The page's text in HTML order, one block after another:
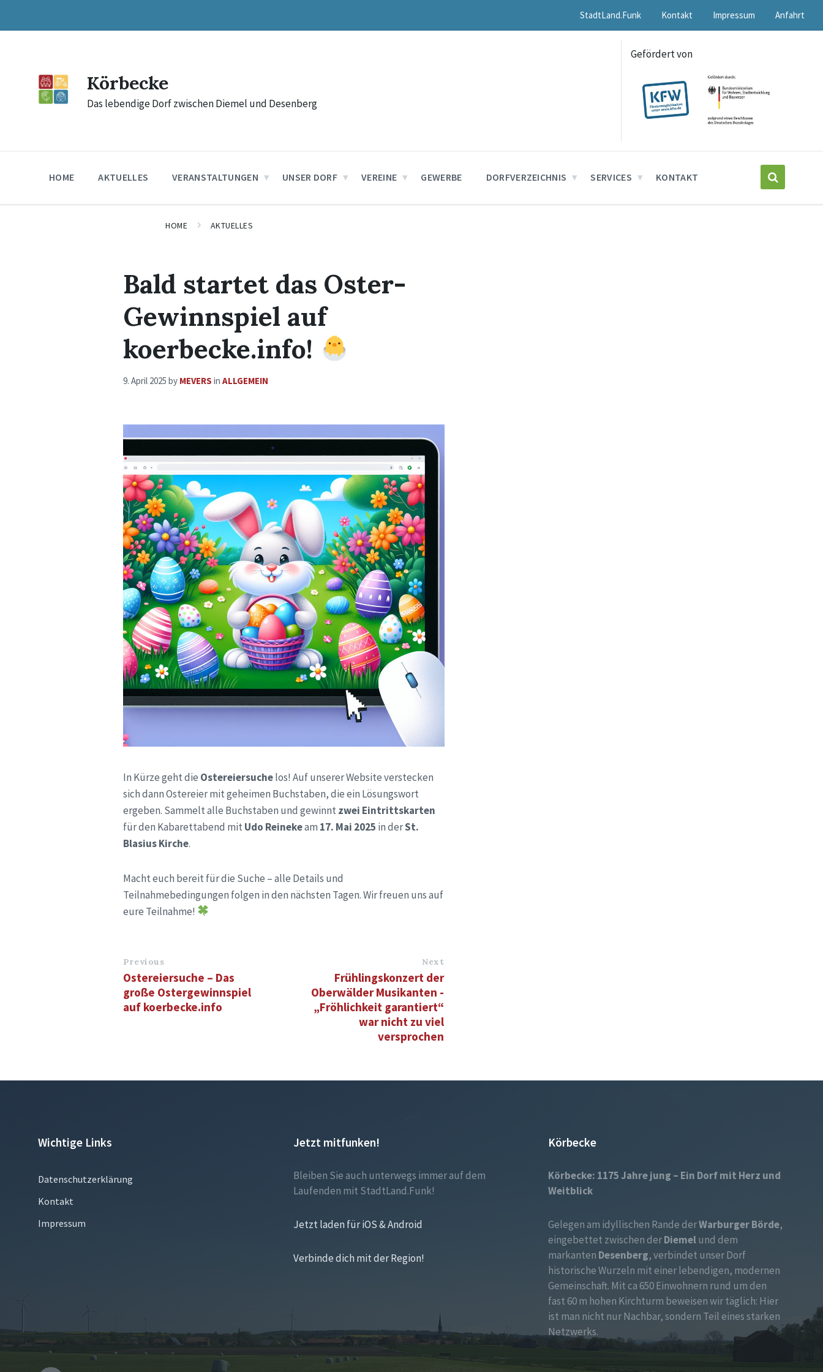
content
main
footer
StadtLand.Funk Kontakt Impressum Anfahrt
Körbecke
Das lebendige Dorf zwischen Diemel und Desenberg
Gefördert von
HOME AKTUELLES VERANSTALTUNGEN UNSER DORF VEREINE GEWERBE DORFVERZEICHNIS SERVICES KONTAKT
HOME AKTUELLES
Bald startet das Oster-
Gewinnspiel auf
koerbecke.info!
9. April 2025 by MEVERS in ALLGEMEIN
In Kürze geht die Ostereiersuchelos! Auf unserer Website verstecken
sich dann Ostereier mit geheimen Buchstaben, die ein Lösungswort
ergeben. Sammelt alle Buchstaben und gewinnt zwei Eintrittskarten
für den Kabarettabend mit Udo Reinekeam 17. Mai 2025 in derSt.
Blasius Kirche.
Macht euch bereit für die Suche – alle Details und
Teilnahmebedingungen folgen in den nächsten Tagen. Wir freuen uns auf
eure Teilnahme!
Previous
Ostereiersuche – Das
große Ostergewinnspiel
auf koerbecke.info
Next
Frühlingskonzert der
Oberwälder Musikanten -
„Fröhlichkeit garantiert“
war nicht zu viel
versprochen
Wichtige Links
Datenschutzerklärung
Kontakt
Impressum
Jetzt mitfunken!
Bleiben Sie auch unterwegs immer auf dem
Laufenden mit StadtLand.Funk!
Jetzt laden für iOS & Android
Verbinde dich mit der Region!
Körbecke
Körbecke: 1175 Jahre jung – Ein Dorf mit Herz und
Weitblick
Gelegen am idyllischen Rande derWarburger Börde,
eingebettet zwischen derDiemelund dem
markanten Desenberg, verbindet unser Dorf
historische Wurzeln mit einer lebendigen, modernen
Gemeinschaft. Mit ca 650 Einwohnern rund um den
fast 60 m hohen Kirchturm beweisen wir täglich: Hier
ist man nicht nur Nachbar, sondern Teil eines starken
Netzwerks.